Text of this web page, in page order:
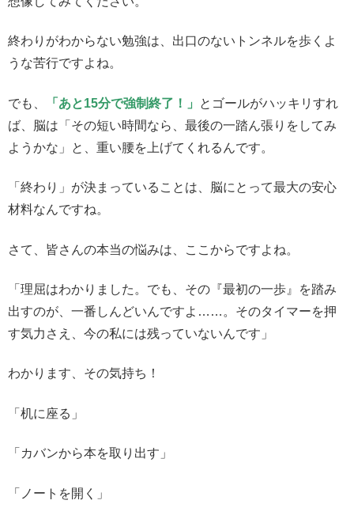
終わりがわからない勉強は、出口のないトンネルを歩くよ
うな苦行ですよね。
でも、 「あと15分で強制終了！」
とゴールがハッキリすれ
ば、脳は「その短い時間なら、最後の一踏ん張りをしてみ
ようかな」と、重い腰を上げてくれるんです。
「終わり」が決まっていることは、脳にとって最大の安心
材料なんですね。
さて、皆さんの本当の悩みは、ここからですよね。
「理屈はわかりました。でも、その『最初の一歩』を踏み
出すのが、一番しんどいんですよ……。そのタイマーを押
す気力さえ、今の私には残っていないんです」
わかります、その気持ち！
「机に座る」
「カバンから本を取り出す」
「ノートを開く」